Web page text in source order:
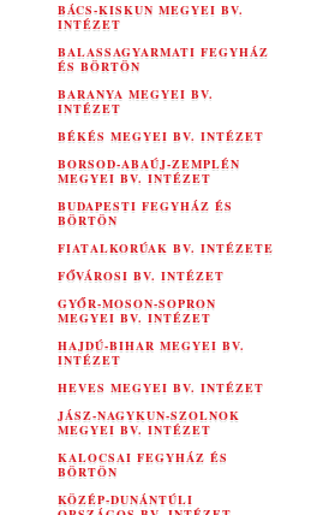
BÁCS-KISKUN MEGYEI BV.
INTÉZET
BALASSAGYARMATI FEGYHÁZ
ÉS BÖRTÖN
BARANYA MEGYEI BV.
INTÉZET
BÉKÉS MEGYEI BV. INTÉZET
BORSOD-ABAÚJ-ZEMPLÉN
MEGYEI BV. INTÉZET
BUDAPESTI FEGYHÁZ ÉS
BÖRTÖN
FIATALKORÚAK BV. INTÉZETE
FŐVÁROSI BV. INTÉZET
GYŐR-MOSON-SOPRON
MEGYEI BV. INTÉZET
HAJDÚ-BIHAR MEGYEI BV.
INTÉZET
HEVES MEGYEI BV. INTÉZET
JÁSZ-NAGYKUN-SZOLNOK
MEGYEI BV. INTÉZET
KALOCSAI FEGYHÁZ ÉS
BÖRTÖN
KÖZÉP-DUNÁNTÚLI